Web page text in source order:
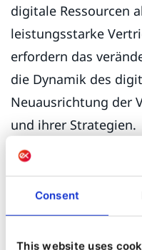
Consent
This website uses
digitale Ressourcen
leistungsstarke
erfordern das
die Dynamik des
Neuausrichtung der
und ihrer Strategien.
Obwohl die
Kunden vor dem
immer noch einen